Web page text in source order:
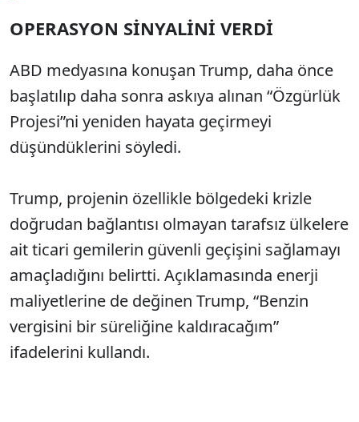
OPERASYON SİNYALİNİ VERDİ
ABD medyasına konuşan Trump, daha önce
başlatılıp daha sonra askıya alınan “Özgürlük
Projesi”ni yeniden hayata geçirmeyi
düşündüklerini söyledi.
Trump, projenin özellikle bölgedeki krizle
doğrudan bağlantısı olmayan tarafsız ülkelere
ait ticari gemilerin güvenli geçişini sağlamayı
amaçladığını belirtti. Açıklamasında enerji
maliyetlerine de değinen Trump, “Benzin
vergisini bir süreliğine kaldıracağım”
ifadelerini kullandı.